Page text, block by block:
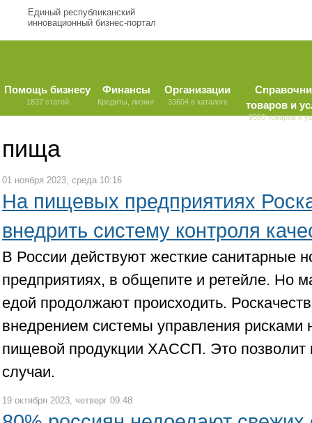
Единый республиканский
инновационный бизнес-портал
Помощь бизнесу
1837 статей
Финансы
Кредиты, лизинг
Организации
33604 в каталоге
товаров и
9580 товаров и
пища
01 ноября 2023, среда 10:16
На пищевых предприятиях
внедрить систему контроля
В России действуют жесткие санитарные
предприятиях, в общепите и ретейле. Но
едой продолжают происходить.
внедрением системы управления рисками
пищевой продукции ХАССП. Это позволит
случаи.
19 октября 2023, четверг 09:48